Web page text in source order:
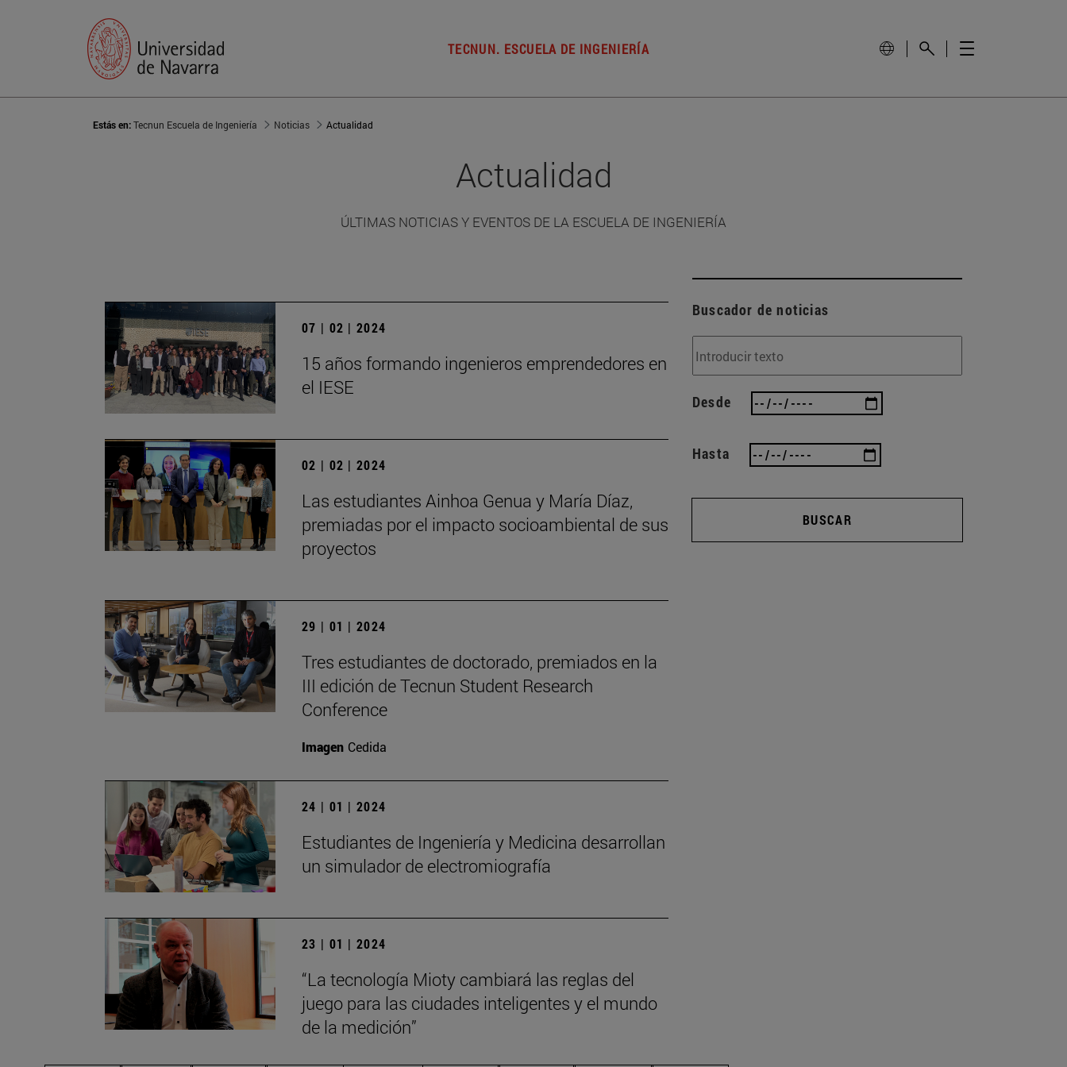
TECNUN. ESCUELA DE INGENIERÍA
Estás en:Tecnun Escuela de Ingeniería Noticias Actualidad
Actualidad
ÚLTIMAS NOTICIAS Y EVENTOS DE LA ESCUELA DE INGENIERÍA
07 | 02 | 2024
15 años formando ingenieros emprendedores en
el IESE
02 | 02 | 2024
Las estudiantes Ainhoa Genua y María Díaz,
premiadas por el impacto socioambiental de sus
proyectos
29 | 01 | 2024
Tres estudiantes de doctorado, premiados en la
III edición de Tecnun Student Research
Conference
Imagen Cedida
24 | 01 | 2024
Estudiantes de Ingeniería y Medicina desarrollan
un simulador de electromiografía
23 | 01 | 2024
“La tecnología Mioty cambiará las reglas del
juego para las ciudades inteligentes y el mundo
de la medición”
Buscador de noticias
Desde
Hasta
BUSCAR